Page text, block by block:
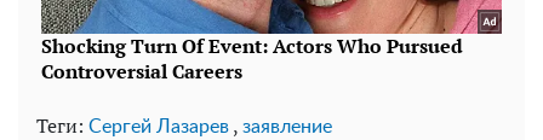
Теги: Сергей Лазарев , заявление